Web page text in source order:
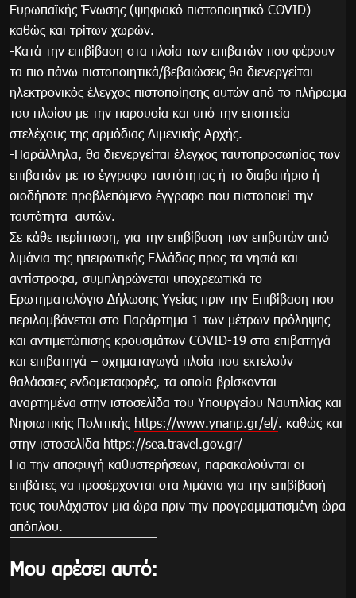
Ευρωπαϊκής Ένωσης (ψηφιακό πιστοποιητικό COVID)
καθώς και τρίτων χωρών.
-Κατά την επιβίβαση στα πλοία των επιβατών που φέρουν
τα πιο πάνω πιστοποιητικά/βεβαιώσεις θα διενεργείται
ηλεκτρονικός έλεγχος πιστοποίησης αυτών από το πλήρωμα
του πλοίου με την παρουσία και υπό την εποπτεία
στελέχους της αρμόδιας Λιμενικής Αρχής.
-Παράλληλα, θα διενεργείται έλεγχος ταυτοπροσωπίας των
επιβατών με το έγγραφο ταυτότητας ή το διαβατήριο ή
οιοδήποτε προβλεπόμενο έγγραφο που πιστοποιεί την
ταυτότητα αυτών.
Σε κάθε περίπτωση, για την επιβίβαση των επιβατών από
λιμάνια της ηπειρωτικής Ελλάδας προς τα νησιά και
αντίστροφα, συμπληρώνεται υποχρεωτικά το
Ερωτηματολόγιο Δήλωσης Υγείας πριν την Επιβίβαση που
περιλαμβάνεται στο Παράρτημα 1 των μέτρων πρόληψης
και αντιμετώπισης κρουσμάτων COVID-19 στα επιβατηγά
και επιβατηγά – οχηματαγωγά πλοία που εκτελούν
θαλάσσιες ενδομεταφορές, τα οποία βρίσκονται
αναρτημένα στην ιστοσελίδα του Υπουργείου Ναυτιλίας και
Νησιωτικής Πολιτικής https://www.ynanp.gr/el/. καθώς και
στην ιστοσελίδα https://sea.travel.gov.gr/
Για την αποφυγή καθυστερήσεων, παρακαλούνται οι
επιβάτες να προσέρχονται στα λιμάνια για την επιβίβασή
τους τουλάχιστον μια ώρα πριν την προγραμματισμένη ώρα
απόπλου.
Μου αρέσει αυτό: